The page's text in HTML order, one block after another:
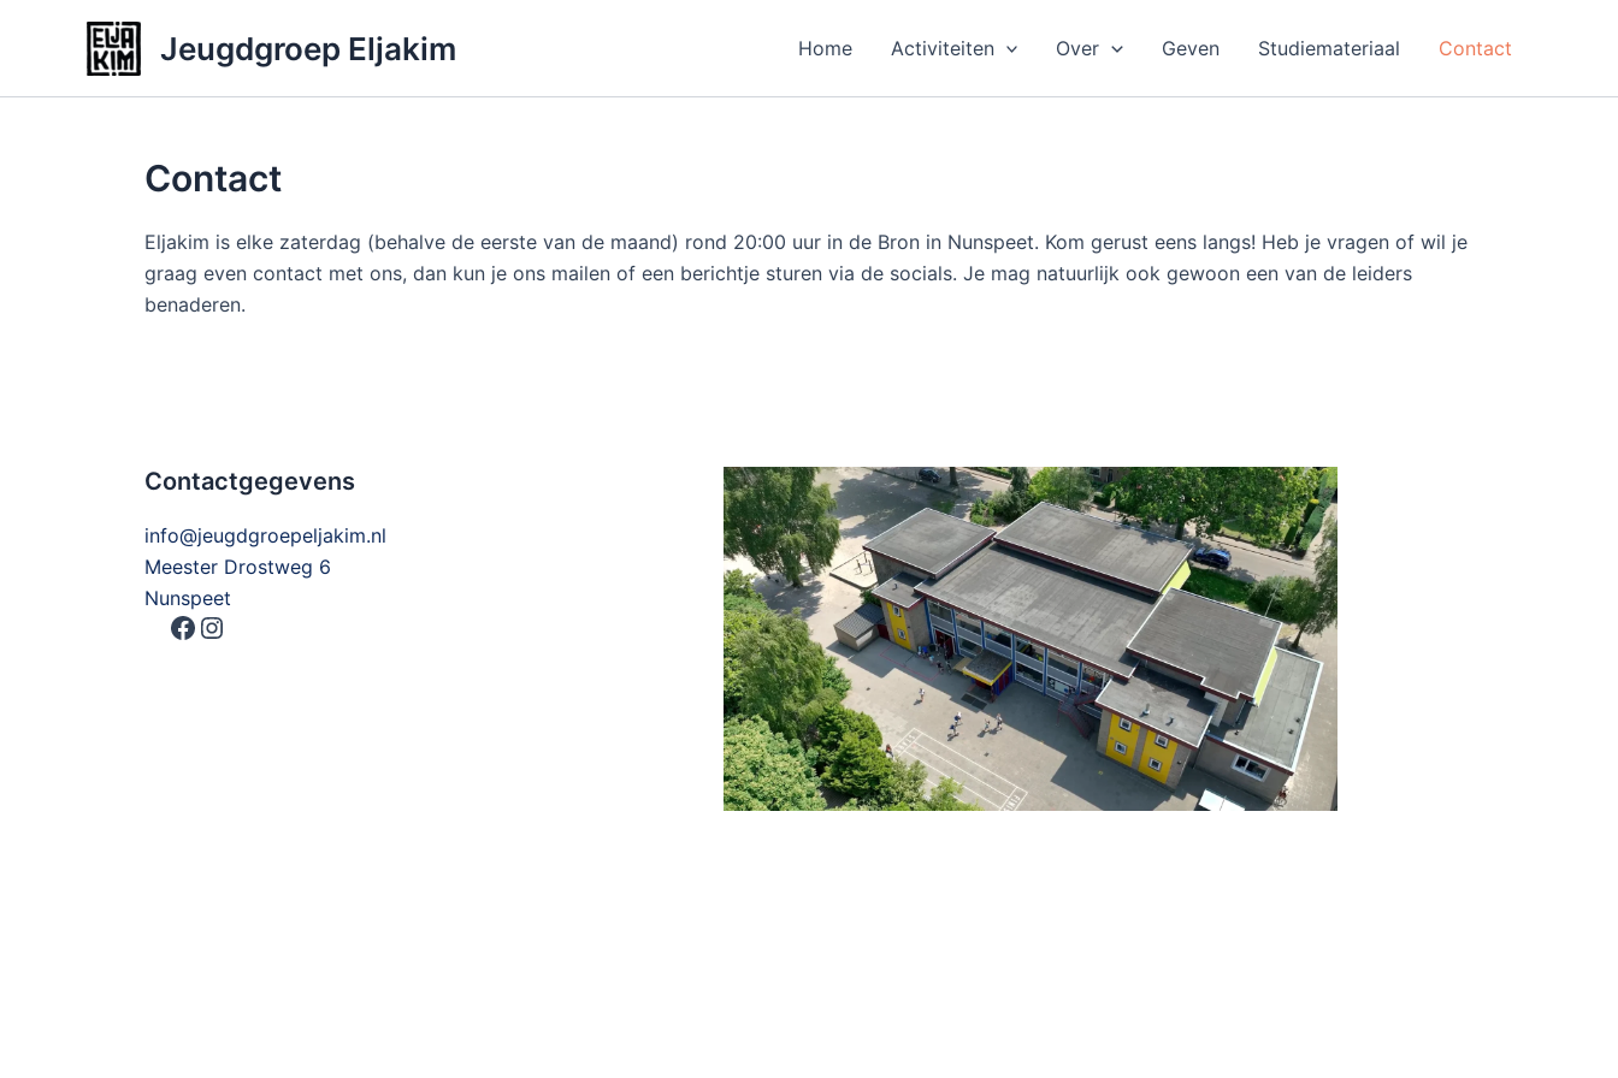
Jeugdgroep Eljakim Home Activiteiten Over Geven Studiemateriaal Contact
Contact
Eljakim is elke zaterdag (behalve de eerste van de maand) rond 20:00 uur in de Bron in Nunspeet. Kom gerust eens langs! Heb je vragen of wil je
graag even contact met ons, dan kun je ons mailen of een berichtje sturen via de socials. Je mag natuurlijk ook gewoon een van de leiders
benaderen.
Contactgegevens
info@jeugdgroepeljakim.nl
Meester Drostweg 6
Nunspeet
Facebook Instagram